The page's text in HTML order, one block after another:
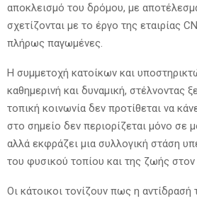
αποκλεισμό του δρόμου, με
σχετίζονται με το έργο της εταιρίας
πλήρως παγωμένες.
Η συμμετοχή κατοίκων και
καθημερινή και δυναμική, στέλνοντας
τοπική κοινωνία δεν προτίθεται να
στο σημείο δεν περιορίζεται μόνο σε
αλλά εκφράζει μια συλλογική στάση
του φυσικού τοπίου και της ζωής στον
Οι κάτοικοι τονίζουν πως η αντίδρασή